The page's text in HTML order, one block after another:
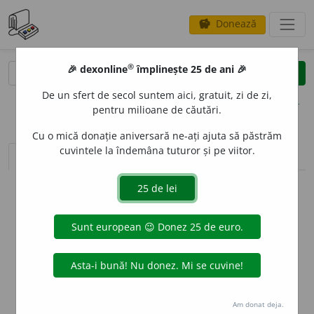
savings Donează
clear
opțiuni
sinteza definițiilor (1) definiții (15) declinări
info
Aceste definiții sunt compilate de
echipa dexonline. Definițiile
originale se află pe filadefiniții.
preferințe
🎉 dexonline® împlinește 25 de ani 🎉
De un sfert de secol suntem aici, gratuit, zi de zi,
pentru milioane de căutări.
Cu o mică donație aniversară ne-ați ajuta să păstrăm
cuvintele la îndemâna tuturor și pe viitor.
Am donat deja.